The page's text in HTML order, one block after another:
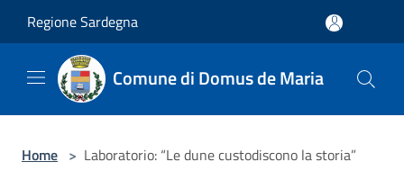
Regione Sardegna
Comune di Domus de Maria
Home > Laboratorio: “Le dune custodiscono la storia”